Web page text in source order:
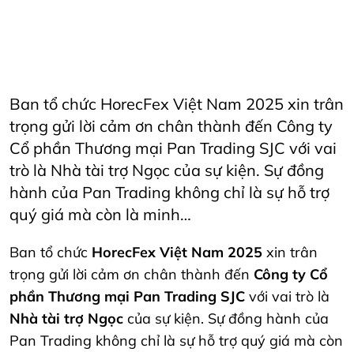
Ban tổ chức HorecFex Việt Nam 2025 xin trân
trọng gửi lời cảm ơn chân thành đến Công ty
Cổ phần Thương mại Pan Trading SJC với vai
trò là Nhà tài trợ Ngọc của sự kiện. Sự đồng
hành của Pan Trading không chỉ là sự hỗ trợ
quý giá mà còn là minh…
Ban tổ chức HorecFex Việt Nam 2025 xin trân
trọng gửi lời cảm ơn chân thành đến Công ty Cổ
phần Thương mại Pan Trading SJC với vai trò là
Nhà tài trợ Ngọc của sự kiện. Sự đồng hành của
Pan Trading không chỉ là sự hỗ trợ quý giá mà còn